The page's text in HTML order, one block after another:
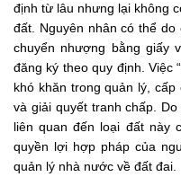
định từ lâu nhưng lại không
đất. Nguyên nhân có thể
chuyển nhượng bằng giấy
đăng ký theo quy định. Việc
khó khăn trong quản lý,
và giải quyết tranh chấp.
liên quan đến loại đất này
quyền lợi hợp pháp của
quản lý nhà nước về đất đai.